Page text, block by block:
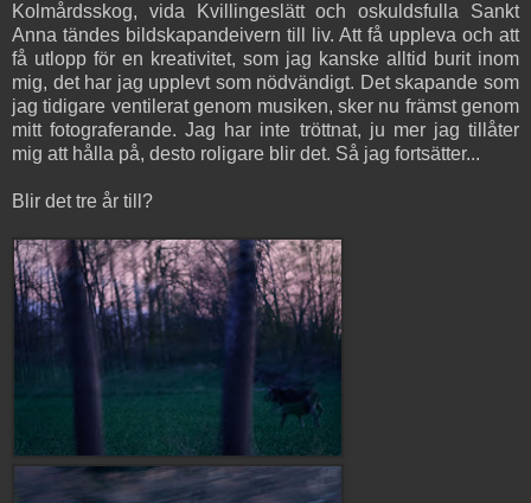
Kolmårdsskog, vida Kvillingeslätt och oskuldsfulla Sankt
Anna tändes bildskapandeivern till liv. Att få uppleva och att
få utlopp för en kreativitet, som jag kanske alltid burit inom
mig, det har jag upplevt som nödvändigt. Det skapande som
jag tidigare ventilerat genom musiken, sker nu främst genom
mitt fotograferande. Jag har inte tröttnat, ju mer jag tillåter
mig att hålla på, desto roligare blir det. Så jag fortsätter...
Blir det tre år till?